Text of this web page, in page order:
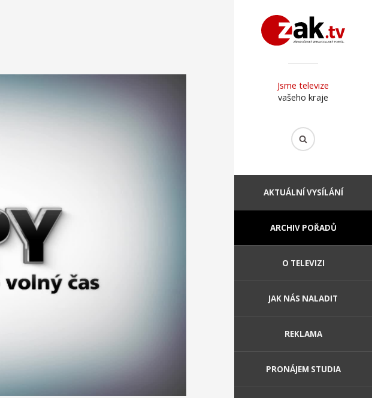
Jsme televize
vašeho kraje
AKTUÁLNÍ VYSÍLÁNÍ
ARCHIV POŘADŮ
O TELEVIZI
JAK NÁS NALADIT
REKLAMA
PRONÁJEM STUDIA